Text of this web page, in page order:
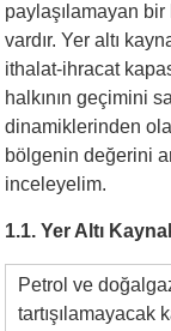
paylaşılamayan bir
vardır. Yer altı
ithalat-ihracat
halkının geçimini
dinamiklerinden
bölgenin değerini
inceleyelim.
1.1. Yer Altı
Petrol ve
tartışılamayacak